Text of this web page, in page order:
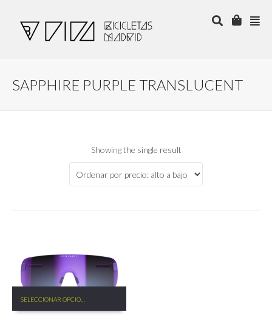
SAPPHIRE PURPLE TRANSLUCENT
Showing the single result
SELECCIONAR OPCIONES
producto